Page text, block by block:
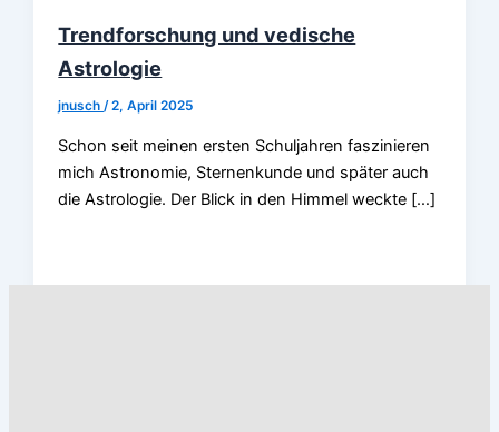
Trendforschung und vedische
Astrologie
jnusch/2, April 2025
Schon seit meinen ersten Schuljahren faszinieren
mich Astronomie, Sternenkunde und später auch
die Astrologie. Der Blick in den Himmel weckte […]